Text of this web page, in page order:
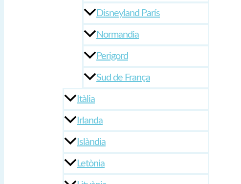
Disneyland París
Normandia
Perigord
Sud de França
Itàlia
Irlanda
Islàndia
Letònia